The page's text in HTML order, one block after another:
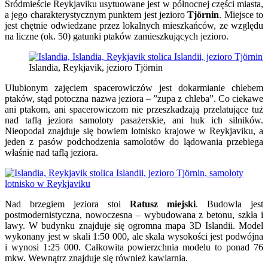
Śródmieście Reykjaviku usytuowane jest w północnej części miasta,
a jego charakterystycznym punktem jest jezioroTjörnin. Miejsce to
jest chętnie odwiedzane przez lokalnych mieszkańców, ze względu
na liczne (ok. 50) gatunki ptaków zamieszkujących jezioro.
Islandia, Reykjavik, jezioro Tjörnin
Ulubionym zajęciem spacerowiczów jest dokarmianie chlebem
ptaków, stąd potoczna nazwa jeziora – ”zupa z chleba”. Co ciekawe
ani ptakom, ani spacerowiczom nie przeszkadzają przelatujące tuż
nad taflą jeziora samoloty pasażerskie, ani huk ich silników.
Nieopodal znajduje się bowiem lotnisko krajowe w Reykjaviku, a
jeden z pasów podchodzenia samolotów do lądowania przebiega
właśnie nad taflą jeziora.
Nad brzegiem jeziora stoi Ratusz miejski. Budowla jest
postmodernistyczna, nowoczesna – wybudowana z betonu, szkła i
lawy. W budynku znajduje się ogromna mapa 3D Islandii. Model
wykonany jest w skali 1:50 000, ale skala wysokości jest podwójna
i wynosi 1:25 000. Całkowita powierzchnia modelu to ponad 76
mkw. Wewnątrz znajduje się również kawiarnia.